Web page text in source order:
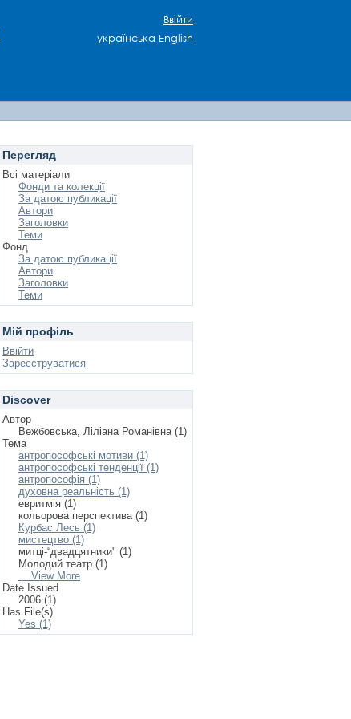
Ввійти
українська English
Перегляд
Всі матеріали
Фонди та колекції
За датою публикації
Автори
Заголовки
Теми
Фонд
За датою публикації
Автори
Заголовки
Теми
Мій профіль
Ввійти
Зареєструватися
Discover
Автор
Вежбовська, Ліліана Романівна (1)
Тема
антропософські мотиви (1)
антропософські тенденції (1)
антропософія (1)
духовна реальність (1)
евритмія (1)
кольорова перспектива (1)
Курбас Лесь (1)
мистецтво (1)
митці-“двадцятники" (1)
Молодий театр (1)
... View More
Date Issued
2006 (1)
Has File(s)
Yes (1)